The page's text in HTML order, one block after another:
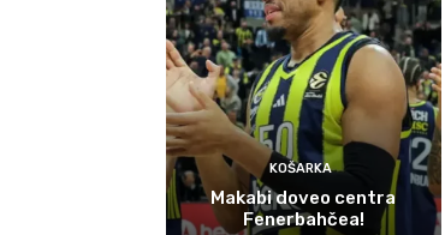
KOŠARKA
Makabi doveo centra
Fenerbahčea!